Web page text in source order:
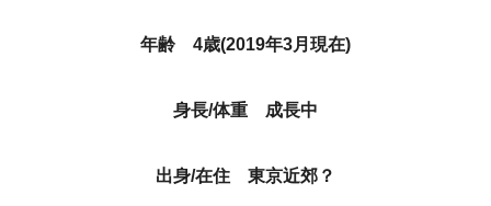
年齢 4歳(2019年3月現在)
身長/体重 成長中
出身/在住 東京近郊？